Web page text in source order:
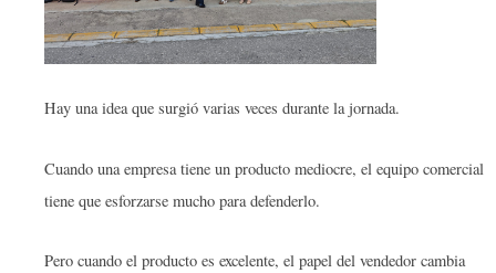
Hay una idea que surgió varias veces durante la jornada.
Cuando una empresa tiene un producto mediocre, el equipo comercial
tiene que esforzarse mucho para defenderlo.
Pero cuando el producto es excelente, el papel del vendedor cambia